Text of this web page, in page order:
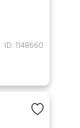
ID: 1148660